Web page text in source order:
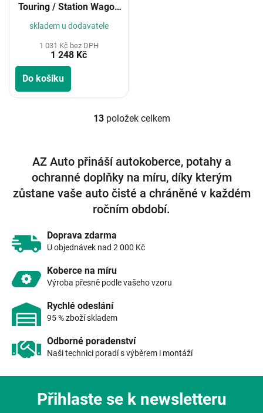
Touring / Station Wagon
2003-2010
skladem u dodavatele
1 031 Kč bez DPH
1 248 Kč
Do košíku
O
á
d
a
c
í
p
k
ý
13položek celkem
AZ Auto přináší autokoberce, potahy a
ochranné doplňky na míru, díky kterým
zůstane vaše auto čisté a chráněné v každém
ročním období.
Doprava zdarma
U objednávek nad 2 000 Kč
Koberce na míru
Výroba přesně podle vašeho vzoru
Rychlé odeslání
95 % zboží skladem
Odborné poradenství
Naši technici poradí s výběrem i montáží
Přihlaste se k newsletteru